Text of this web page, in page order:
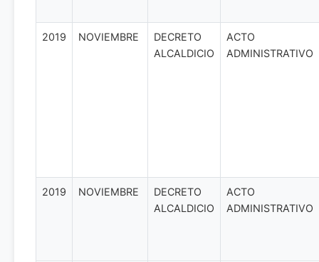
2019 NOVIEMBRE
DECRETO
ALCALDICIO
ACTO
ADMINISTRATIVO
2019 NOVIEMBRE
DECRETO
ALCALDICIO
ACTO
ADMINISTRATIVO